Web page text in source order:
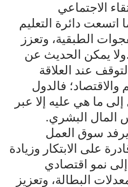
الاجتماعي
اتسعت دائرة التعليم
الطبقية، وتعزز
يمكن الحديث عن
عند العلاقة
والاقتصاد؛ فالدول
ما هي عليه إلا عبر
المال البشري.
يرفد سوق العمل
على الابتكار وزيادة
إلى نمو اقتصادي
البطالة، وتعزيز